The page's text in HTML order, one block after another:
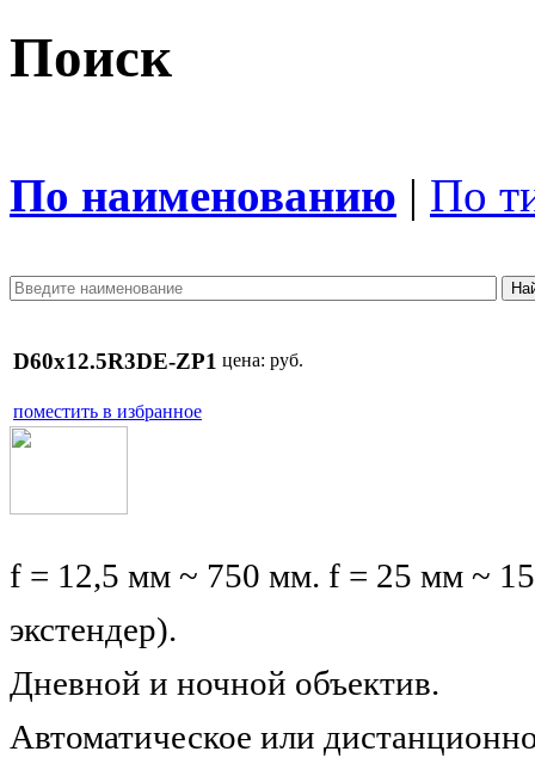
Поиск
По наименованию | По
D60x12.5R3DE-ZP1 цена: руб.
поместить в избранное
f = 12,5 мм ~ 750 мм. f = 25 мм ~
экстендер).
Дневной и ночной объектив.
Автоматическое или